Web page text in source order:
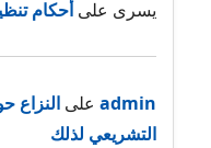
يسرى علىأحكام
admin علىالنزاع
التشريعي لذلك